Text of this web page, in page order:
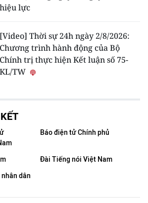
hiệu lực
[Video] Thời sự 24h ngày 2/8/2026:
Chương trình hành động của Bộ
Chính trị thực hiện Kết luận số 75-
KL/TW
Báo điện tử Chính phủ
Đài Tiếng nói Việt Nam
dân